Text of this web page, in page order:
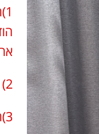
2) שליח עד הבית בעלות של 29₪.
3)הגעת משלוח עד 5 ימי עסקים, לא כולל שישי שבת.